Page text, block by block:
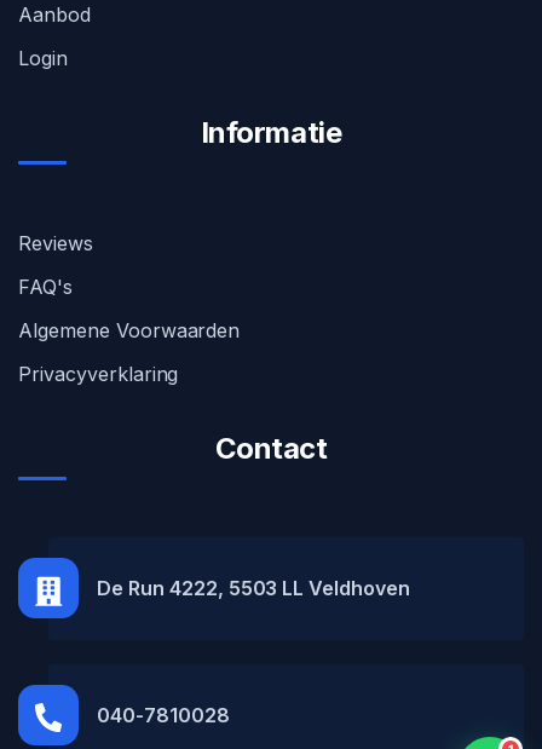
Aanbod
Login
Informatie
Reviews
FAQ's
Algemene Voorwaarden
Privacyverklaring
Contact
De Run 4222, 5503 LL Veldhoven
040-7810028